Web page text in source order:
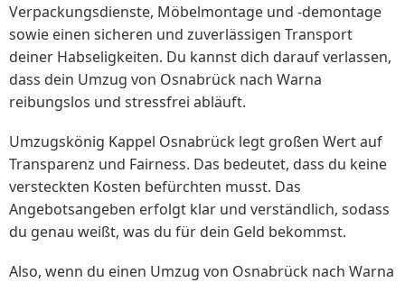
Verpackungsdienste, Möbelmontage und -demontage
sowie einen sicheren und zuverlässigen Transport
deiner Habseligkeiten. Du kannst dich darauf verlassen,
dass dein Umzug von Osnabrück nach Warna
reibungslos und stressfrei abläuft.
Umzugskönig Kappel Osnabrück legt großen Wert auf
Transparenz und Fairness. Das bedeutet, dass du keine
versteckten Kosten befürchten musst. Das
Angebotsangeben erfolgt klar und verständlich, sodass
du genau weißt, was du für dein Geld bekommst.
Also, wenn du einen Umzug von Osnabrück nach Warna